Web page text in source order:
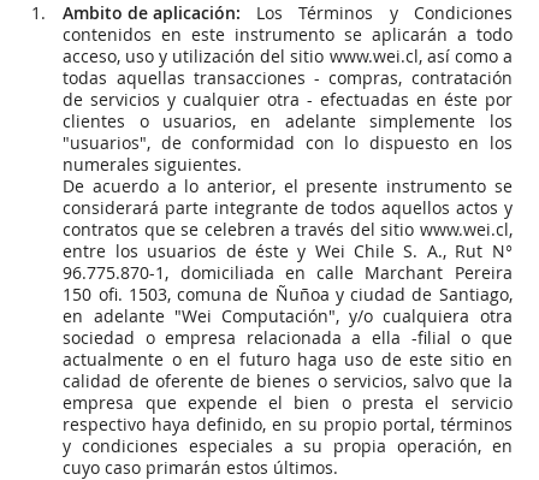
Ambito de aplicación: Los Términos y Condiciones
contenidos en este instrumento se aplicarán a todo
acceso, uso y utilización del sitio www.wei.cl, así como a
todas aquellas transacciones - compras, contratación
de servicios y cualquier otra - efectuadas en éste por
clientes o usuarios, en adelante simplemente los
"usuarios", de conformidad con lo dispuesto en los
numerales siguientes.
De acuerdo a lo anterior, el presente instrumento se
considerará parte integrante de todos aquellos actos y
contratos que se celebren a través del sitio www.wei.cl,
entre los usuarios de éste y Wei Chile S. A., Rut N°
96.775.870-1, domiciliada en calle Marchant Pereira
150 ofi. 1503, comuna de Ñuñoa y ciudad de Santiago,
en adelante "Wei Computación", y/o cualquiera otra
sociedad o empresa relacionada a ella -filial o que
actualmente o en el futuro haga uso de este sitio en
calidad de oferente de bienes o servicios, salvo que la
empresa que expende el bien o presta el servicio
respectivo haya definido, en su propio portal, términos
y condiciones especiales a su propia operación, en
cuyo caso primarán estos últimos.